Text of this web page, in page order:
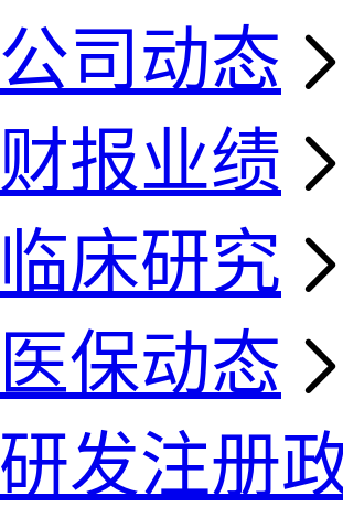
公司动态
财报业绩
临床研究
医保动态
研发注册